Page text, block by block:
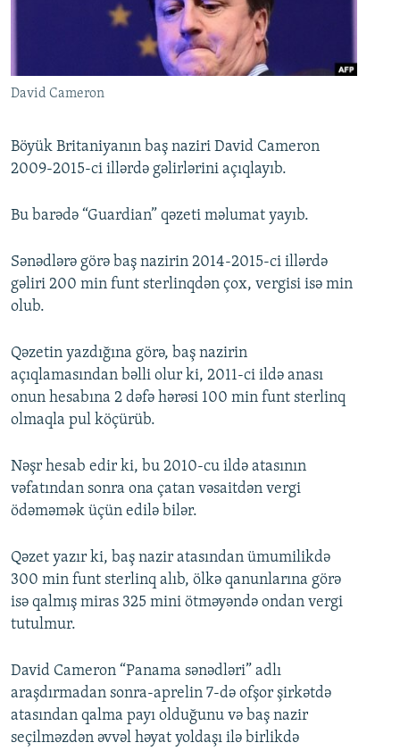
AZƏRBAYCAN ƏDƏBIYYATI KITABXANASI
İSLAM VƏ DEMOKRATIYA
PEŞƏ ETIKASI VƏ JURNALISTIKA STANDARTLARIMIZ
BIZIMLƏ ƏLAQƏ
XƏBƏR BÜLLETENLƏRIMIZ
David Cameron
Böyük Britaniyanın baş naziri David Cameron
2009-2015-ci illərdə gəlirlərini açıqlayıb.
Bu barədə “Guardian” qəzeti məlumat yayıb.
Sənədlərə görə baş nazirin 2014-2015-ci illərdə
gəliri 200 min funt sterlinqdən çox, vergisi isə min
olub.
Qəzetin yazdığına görə, baş nazirin
açıqlamasından bəlli olur ki, 2011-ci ildə anası
onun hesabına 2 dəfə hərəsi 100 min funt sterlinq
olmaqla pul köçürüb.
Nəşr hesab edir ki, bu 2010-cu ildə atasının
vəfatından sonra ona çatan vəsaitdən vergi
ödəməmək üçün edilə bilər.
Qəzet yazır ki, baş nazir atasından ümumilikdə
300 min funt sterlinq alıb, ölkə qanunlarına görə
isə qalmış miras 325 mini ötməyəndə ondan vergi
tutulmur.
David Cameron “Panama sənədləri” adlı
araşdırmadan sonra-aprelin 7-də ofşor şirkətdə
atasından qalma payı olduğunu və baş nazir
seçilməzdən əvvəl həyat yoldaşı ilə birlikdə